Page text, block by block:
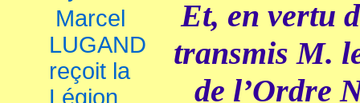
Marcel
LUGAND
reçoit la
Légion
Et, en vertu
transmis M.
de l’Ordre